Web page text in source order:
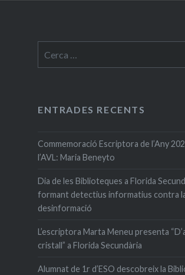
ENTRADES RECENTS
Commemoració Escriptora de l’Any
l’AVL: Maria Beneyto
Dia de les Biblioteques a Florida
formant detectius informatius contra
desinformació
L’escriptora Marta Meneu presenta
cristall” a Florida Secundària
Alumnat de 1r d’ESO descobreix la